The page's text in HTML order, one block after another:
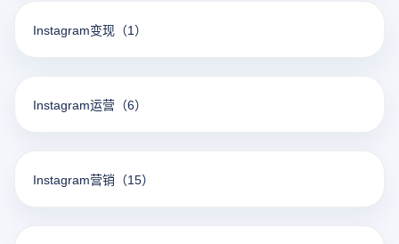
Instagram变现 （1）
Instagram运营 （6）
Instagram营销 （15）